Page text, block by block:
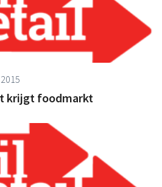
krijgt foodmarkt